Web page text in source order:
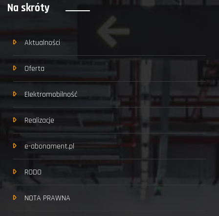
Na skróty
Aktualności
Oferta
Elektromobilność
Realizacje
e-abonament.pl
RODO
NOTA PRAWNA